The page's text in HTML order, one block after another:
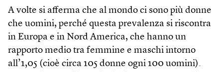
A volte si afferma che al mondo ci sono più donne
che uomini, perché questa prevalenza si riscontra
in Europa e in Nord America, che hanno un
rapporto medio tra femmine e maschi intorno
all’1,05 (cioè circa 105 donne ogni 100 uomini).